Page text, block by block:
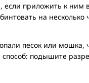
приложить к ним
на несколько
песок или
подышите